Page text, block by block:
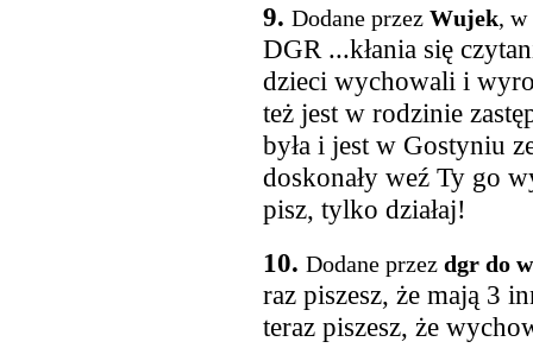
9. Dodane przez Wujek, w
DGR ...kłania się
dzieci wychowali i
też jest w rodzinie
była i jest w Gostyniu
doskonały weź Ty go
pisz, tylko działaj!
10. Dodane przez dgr do
raz piszesz, że mają 3
teraz piszesz, że